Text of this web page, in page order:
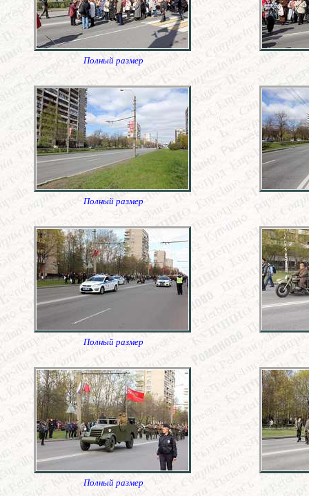
Полный размер
Полный размер
Полный размер
Полный размер